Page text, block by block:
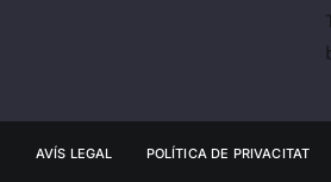
AVÍS LEGAL POLÍTICA DE PRIVACITAT